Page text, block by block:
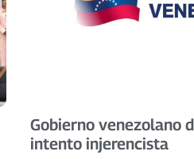
Gobierno venezolano
intento injerencista